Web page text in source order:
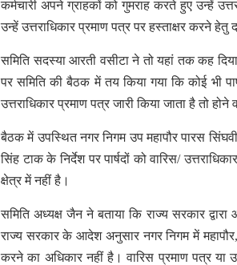
कर्मचारी अपने ग्राहकों को गुमराह करते हुए उन्हें
उन्हें उत्तराधिकार प्रमाण पत्र पर हस्ताक्षर करने हेतु
समिति सदस्या आरती वसीटा ने तो यहां तक कह
पर समिति की बैठक में तय किया गया कि कोई भी
उत्तराधिकार प्रमाण पत्र जारी किया जाता है तो होने
बैठक में उपस्थित नगर निगम उप महापौर पारस सिंघवी
सिंह टाक के निर्देश पर पार्षदों को वारिस/
क्षेत्र में नहीं है।
समिति अध्यक्ष जैन ने बताया कि राज्य सरकार
राज्य सरकार के आदेश अनुसार नगर निगम में महापौर,
करने का अधिकार नहीं है। वारिस प्रमाण पत्र या